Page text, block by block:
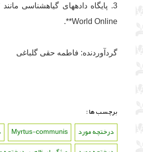
World Online**.
گردآوردنده: فاطمه حقی گلباغی
برچسب ها :
درختچه مورد
Myrtus-communis